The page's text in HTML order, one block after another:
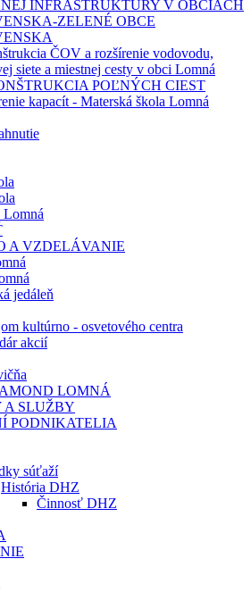
INFRAŠTRUKTÚRY V OBCIACH
ZELENÉ OBCE
ČOV a rozšírenie vodovodu,
siete a miestnej cesty v obci Lomná
POĽNÝCH CIEST
kapacít - Materská škola Lomná
A VZDELÁVANIE
jedáleň
kultúrno - osvetového centra
akcií
LOMNÁ
A SLUŽBY
PODNIKATELIA
súťaží
História DHZ
Činnosť DHZ